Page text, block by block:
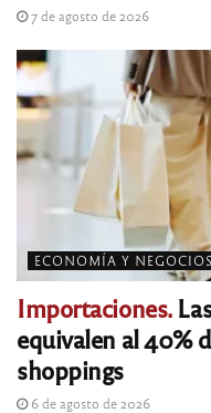
7 de agosto de 2026
ECONOMÍA Y NEGOCIOS
Importaciones.
equivalen al 40%
shoppings
6 de agosto de 2026